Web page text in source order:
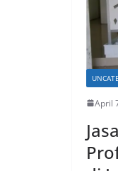
April